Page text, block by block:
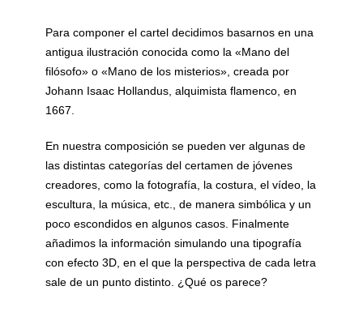
Para componer el cartel decidimos basarnos en una
antigua ilustración conocida como la «Mano del
filósofo» o «Mano de los misterios», creada por
Johann Isaac Hollandus, alquimista flamenco, en
1667.
En nuestra composición se pueden ver algunas de
las distintas categorías del certamen de jóvenes
creadores, como la fotografía, la costura, el vídeo, la
escultura, la música, etc., de manera simbólica y un
poco escondidos en algunos casos. Finalmente
añadimos la información simulando una tipografía
con efecto 3D, en el que la perspectiva de cada letra
sale de un punto distinto. ¿Qué os parece?